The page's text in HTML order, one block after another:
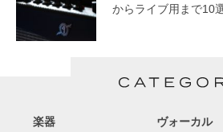
からライブ用まで10
楽器 ヴォーカル